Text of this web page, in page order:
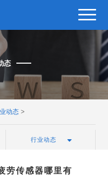
态
动态 >
行业动态
劳传感器哪里有